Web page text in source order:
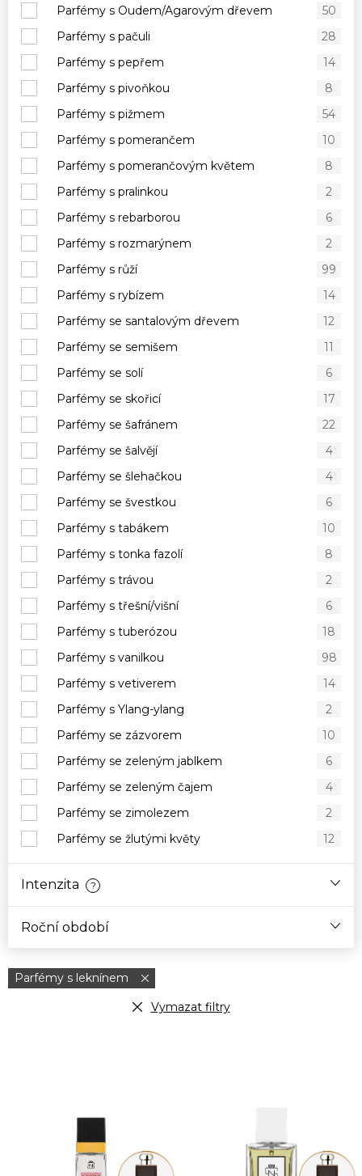
Parfémy s Oudem/Agarovým dřevem
50
Parfémy s pačuli
28
Parfémy s pepřem
14
Parfémy s pivoňkou
8
Parfémy s pižmem
54
Parfémy s pomerančem
10
Parfémy s pomerančovým květem
8
Parfémy s pralinkou
2
Parfémy s rebarborou
6
Parfémy s rozmarýnem
2
Parfémy s růží
99
Parfémy s rybízem
14
Parfémy se santalovým dřevem
12
Parfémy se semišem
11
Parfémy se solí
6
Parfémy se skořicí
17
Parfémy se šafránem
22
Parfémy se šalvějí
4
Parfémy se šlehačkou
4
Parfémy se švestkou
6
Parfémy s tabákem
10
Parfémy s tonka fazolí
8
Parfémy s trávou
2
Parfémy s třešní/višní
6
Parfémy s tuberózou
18
Parfémy s vanilkou
98
Parfémy s vetiverem
14
Parfémy s Ylang-ylang
2
Parfémy se zázvorem
10
Parfémy se zeleným jablkem
6
Parfémy se zeleným čajem
4
Parfémy se zimolezem
2
Parfémy se žlutými květy
12
Intenzita ?
Roční období
Parfémy s leknínem
Vymazat filtry